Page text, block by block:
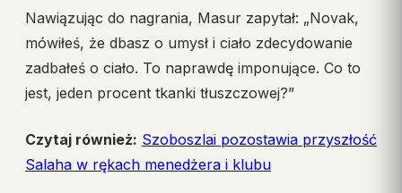
Nawiązując do nagrania, Masur zapytał: „Novak,
mówiłeś, że dbasz o umysł i ciało zdecydowanie
zadbałeś o ciało. To naprawdę imponujące. Co to
jest, jeden procent tkanki tłuszczowej?”
Czytaj również: Szoboszlai pozostawia przyszłość
Salaha w rękach menedżera i klubu